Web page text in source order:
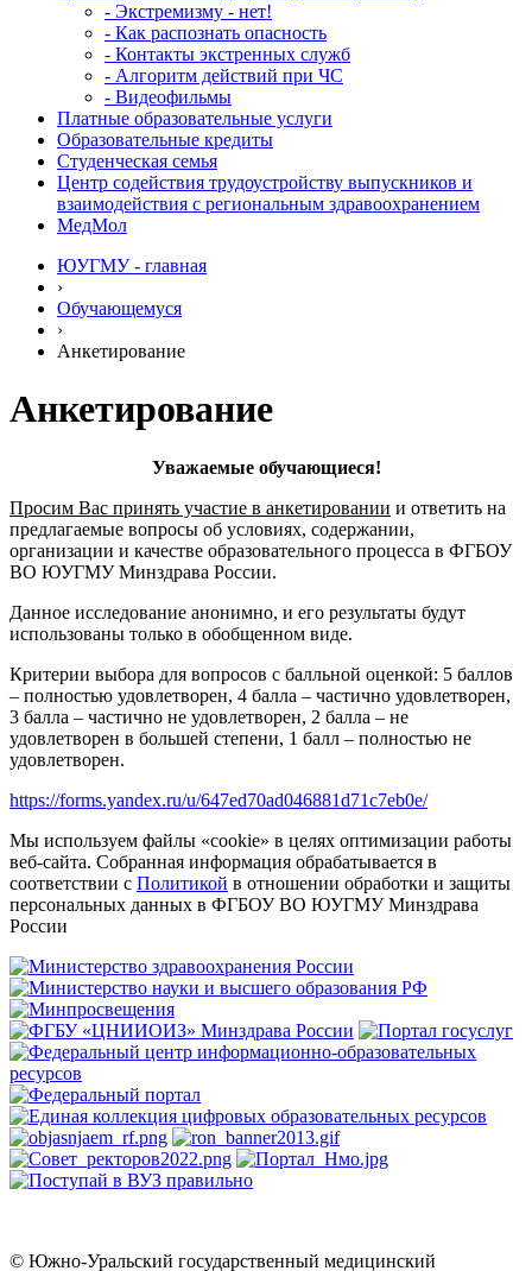
- Экстремизму - нет!
- Как распознать опасность
- Контакты экстренных служб
- Алгоритм действий при ЧС
- Видеофильмы
Платные образовательные услуги
Образовательные кредиты
Студенческая семья
Центр содействия трудоустройству выпускников и
взаимодействия с региональным здравоохранением
МедМол
ЮУГМУ - главная
›
Обучающемуся
›
Анкетирование
Анкетирование
Уважаемые обучающиеся!
Просим Вас принять участие в анкетировании и ответить на
предлагаемые вопросы об условиях, содержании,
организации и качестве образовательного процесса в ФГБОУ
ВО ЮУГМУ Минздрава России.
Данное исследование анонимно, и его результаты будут
использованы только в обобщенном виде.
Критерии выбора для вопросов с балльной оценкой: 5 баллов
– полностью удовлетворен, 4 балла – частично удовлетворен,
3 балла – частично не удовлетворен, 2 балла – не
удовлетворен в большей степени, 1 балл – полностью не
удовлетворен.
https://forms.yandex.ru/u/647ed70ad046881d71c7eb0e/
Мы используем файлы «cookie» в целях оптимизации работы
веб-сайта. Собранная информация обрабатывается в
соответствии с Политикой в отношении обработки и защиты
персональных данных в ФГБОУ ВО ЮУГМУ Минздрава
России
© Южно-Уральский государственный медицинский